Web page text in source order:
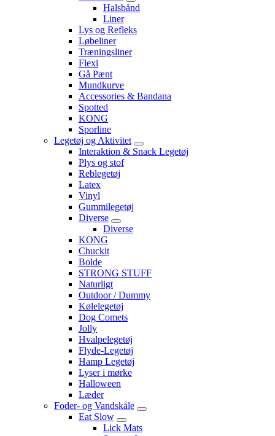
Halsbånd
Liner
Lys og Refleks
Løbeliner
Træningsliner
Flexi
Gå Pænt
Mundkurve
Accessories & Bandana
Spotted
KONG
Sporline
Legetøj og Aktivitet
Interaktion & Snack Legetøj
Plys og stof
Reblegetøj
Latex
Vinyl
Gummilegetøj
Diverse
Diverse
KONG
Chuckit
Bolde
STRONG STUFF
Naturligt
Outdoor / Dummy
Kølelegetøj
Dog Comets
Jolly
Hvalpelegetøj
Flyde-Legetøj
Hamp Legetøj
Lyser i mørke
Halloween
Læder
Foder- og Vandskåle
Eat Slow
Lick Mats